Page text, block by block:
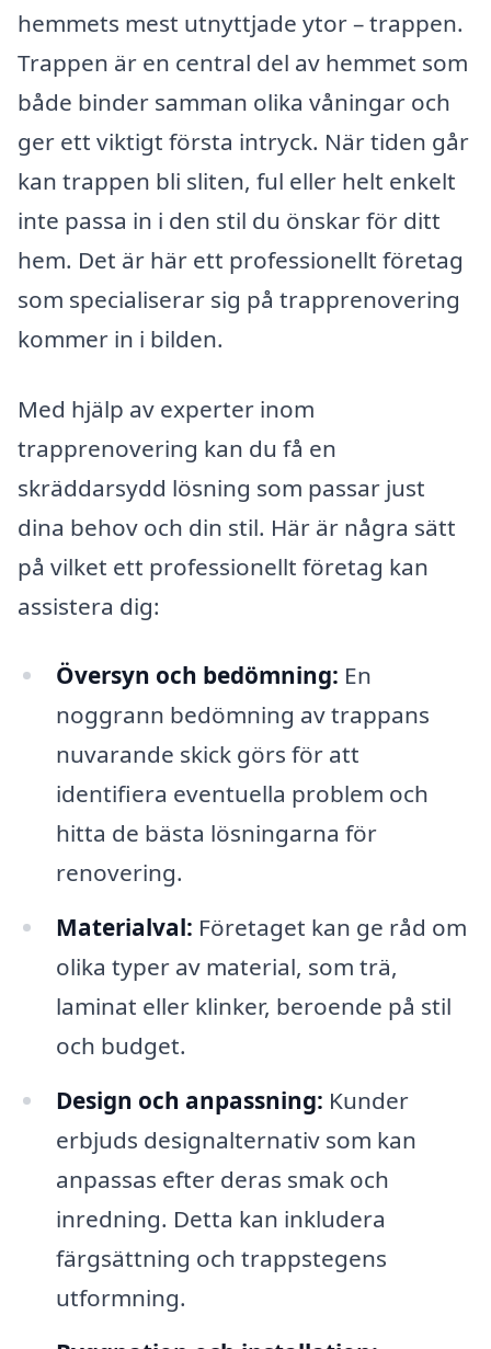
hemmets mest utnyttjade ytor – trappen.
Trappen är en central del av hemmet som
både binder samman olika våningar och
ger ett viktigt första intryck. När tiden går
kan trappen bli sliten, ful eller helt enkelt
inte passa in i den stil du önskar för ditt
hem. Det är här ett professionellt företag
som specialiserar sig på trapprenovering
kommer in i bilden.
Med hjälp av experter inom
trapprenovering kan du få en
skräddarsydd lösning som passar just
dina behov och din stil. Här är några sätt
på vilket ett professionellt företag kan
assistera dig:
Översyn och bedömning: En
noggrann bedömning av trappans
nuvarande skick görs för att
identifiera eventuella problem och
hitta de bästa lösningarna för
renovering.
Materialval: Företaget kan ge råd om
olika typer av material, som trä,
laminat eller klinker, beroende på stil
och budget.
Design och anpassning: Kunder
erbjuds designalternativ som kan
anpassas efter deras smak och
inredning. Detta kan inkludera
färgsättning och trappstegens
utformning.